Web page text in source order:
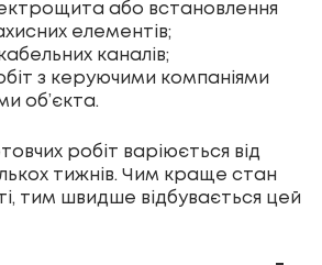
або встановлення
елементів;
каналів;
з керуючими компаніями
об’єкта.
робіт варіюється від
тижнів. Чим краще стан
тим швидше відбувається цей